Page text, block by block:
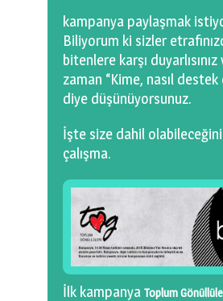
Filmlerimiz
Hadi Bize Yazın
kampanya paylaşmak
Biliyorum ki sizler
bitenlere karşı
zaman “Kime, nasıl
diye düşünüyorsunuz.
İşte size dahil
çalışma.
İlk kampanya Toplum